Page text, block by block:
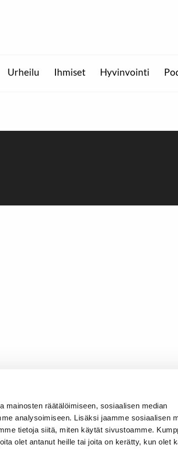
mainosten räätälöimiseen, sosiaalisen median
analysoimiseen. Lisäksi jaamme sosiaalisen
tietoja siitä, miten käytät sivustoamme.
olet antanut heille tai joita on kerätty, kun olet
Urheilu Ihmiset Hyvinvointi